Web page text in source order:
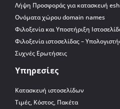
Λήψη Προσφοράς για κατασκευή
Ονόματα χώρου domain names
Φιλοξενία και Υποστήριξη
Φιλοξενία ιστοσελίδας –
Συχνές Ερωτήσεις
Υπηρεσίες
Κατασκευή ιστοσελίδων
Τιμές, Κόστος, Πακέτα